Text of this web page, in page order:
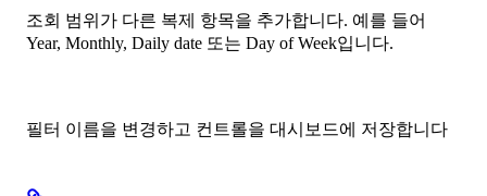
조회 범위가 다른 복제 항목을 추가합니다. 예를 들어
Year, Monthly, Daily date 또는 Day of Week입니다.
필터 이름을 변경하고 컨트롤을 대시보드에 저장합니다